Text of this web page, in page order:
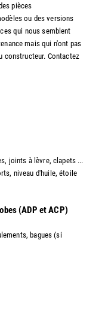
pièces
ou des versions
qui nous semblent
mais qui n'ont pas
constructeur. Contactez
joints à lèvre, clapets ...
niveau d'huile, étoile
(ADP et ACP)
bagues (si